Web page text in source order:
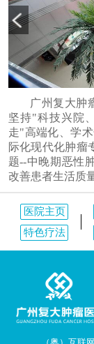
广州复大肿
坚持"科技兴院
走"高端化、学
际化现代化肿瘤
题--中晚期恶性
改善患者生活质
医院主页
特色疗法